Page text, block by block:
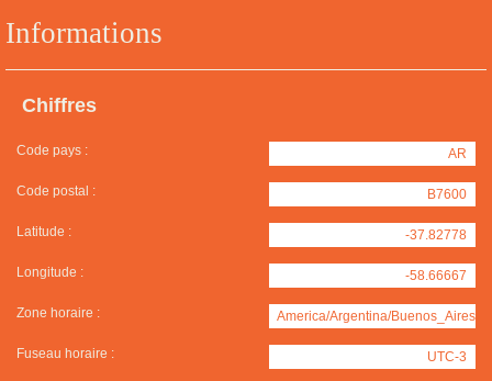
Informations
Chiffres
Code pays : AR
Code postal : B7600
Latitude : -37.82778
Longitude : -58.66667
Zone horaire : America/Argentina/Buenos_Aires
Fuseau horaire : UTC-3